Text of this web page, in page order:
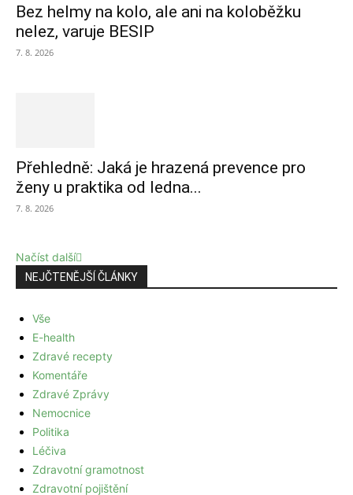
Bez helmy na kolo, ale ani na koloběžku
nelez, varuje BESIP
7. 8. 2026
Přehledně: Jaká je hrazená prevence pro
ženy u praktika od ledna...
7. 8. 2026
Načíst další
NEJČTENĚJŠÍ ČLÁNKY
Vše
E-health
Zdravé recepty
Komentáře
Zdravé Zprávy
Nemocnice
Politika
Léčiva
Zdravotní gramotnost
Zdravotní pojištění